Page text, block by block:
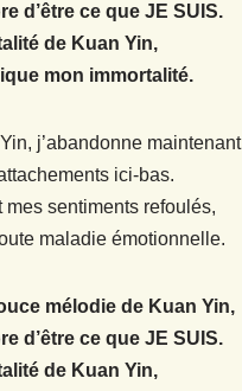
d’être ce que JE SUIS.
de Kuan Yin,
mon immortalité.
j’abandonne maintenant
ici-bas.
mes sentiments refoulés,
maladie émotionnelle.
mélodie de Kuan Yin,
d’être ce que JE SUIS.
de Kuan Yin,